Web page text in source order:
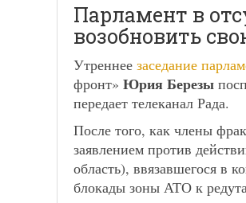
Парламент в
возобновить
Утреннее заседание
фронт» Юрия Березы
передает телеканал Рада.
После того, как члены
заявлением против
область), ввязавшегося в
блокады зоны АТО к